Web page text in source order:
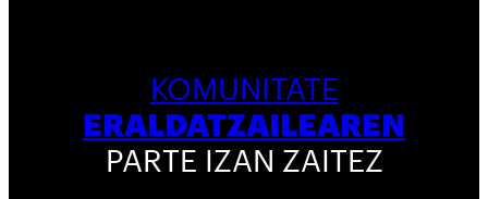
KOMUNITATE
ERALDATZAILEAREN
PARTE IZAN ZAITEZ